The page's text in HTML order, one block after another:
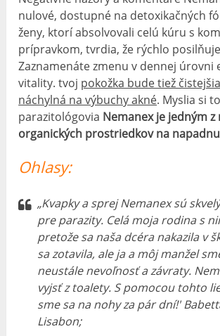
nulové, dostupné na detoxikačných
ženy, ktorí absolvovali celú kúru s
prípravkom, tvrdia, že rýchlo
Zaznamenáte zmenu v dennej úrovni
vitality. tvoj pokožka bude tiež
náchylná na výbuchy akné. Myslia si
parazitológovia Nemanex je jedným z
organických prostriedkov na
Ohlasy:
„Kvapky a sprej Nemanex sú
pre parazity. Celá moja rodina s
pretože sa naša dcéra nakazila v
sa zotavila, ale ja a môj manžel
neustále nevoľnosť a závraty.
vyjsť z toalety. S pomocou tohto
sme sa na nohy za pár dní!'
Lisabon;